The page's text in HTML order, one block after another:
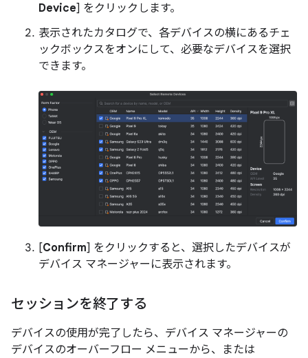
Device] をクリックします。
表示されたカタログで、各デバイスの横にあるチェ
ックボックスをオンにして、必要なデバイスを選択
できます。
[Confirm] をクリックすると、選択したデバイスが
デバイス マネージャーに表示されます。
セッションを終了する
デバイスの使用が完了したら、デバイス マネージャーの
デバイスのオーバーフロー メニューから、または